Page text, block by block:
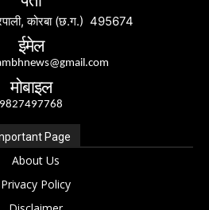
कोरबा (छ.ग.) 495674
ईमेल
मोबाइल
9827497768
Page
About Us
Privacy Policy